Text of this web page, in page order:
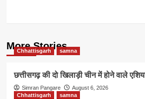
More Stories
Chhattisgarh samna
छत्तीसगढ़ की दो खिलाड़ी चीन में होने वाले
Simran Pangare
August 6, 2026
Chhattisgarh
samna